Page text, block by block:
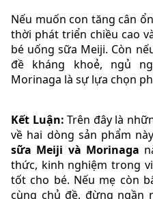
Nếu muốn con tăng cân
thời phát triển chiều cao
bé uống sữa Meiji. Còn
đề kháng khoẻ, ngủ
Morinaga là sự lựa chọn
Kết Luận:Trên đây là
về hai dòng sản phẩm
sữa Meiji và Morinaga
thức, kinh nghiệm trong
tốt cho bé. Nếu mẹ còn
cùng chủ đề, đừng ngần